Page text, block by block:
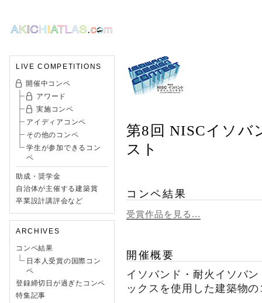
LIVE COMPETITIONS
開催中コンペ
アワード
実施コンペ
アイディアコンペ
その他のコンペ
学生が参加できるコン
ペ
助成・奨学金
自治体が主催する建築賞
卒業設計講評会など
ARCHIVES
コンペ結果
日本人受賞の国際コン
ペ
登録締切日が過ぎたコンペ
特集記事
第8回 NISCイソバ
スト
コンペ結果
受賞作品を見る...
開催概要
イソバンド・耐火イソバ
ックスを使用した建築物